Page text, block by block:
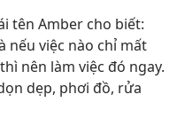
tên Amber cho biết:
nếu việc nào chỉ mất
nên làm việc đó ngay.
dẹp, phơi đồ, rửa